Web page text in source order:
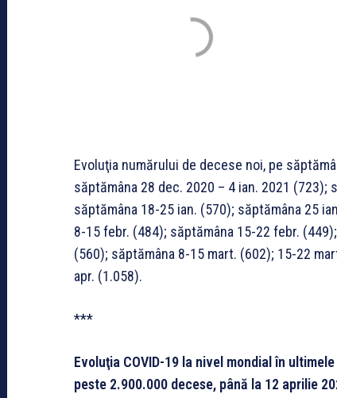
Evoluţia numărului de decese noi, pe
săptămâna 28 dec. 2020 – 4 ian. 2021 (723);
săptămâna 18-25 ian. (570); săptămâna 25
8-15 febr. (484); săptămâna 15-22 febr.
(560); săptămâna 8-15 mart. (602); 15-22
apr. (1.058).
***
Evoluţia COVID-19 la nivel mondial în
peste 2.900.000 decese, până la 12 aprilie